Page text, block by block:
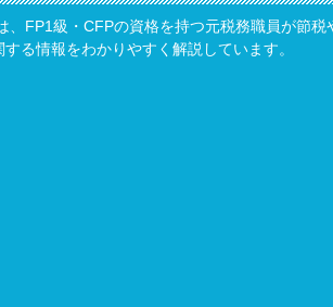
、FP1級・CFPの資格を持つ元税務職員が節
る情報をわかりやすく解説しています。